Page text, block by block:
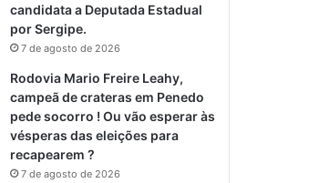
candidata a Deputada Estadual
por Sergipe.
7 de agosto de 2026
Rodovia Mario Freire Leahy,
campeã de crateras em Penedo
pede socorro ! Ou vão esperar às
vésperas das eleições para
recapearem ?
7 de agosto de 2026